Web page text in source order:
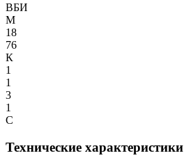
ВБИ
М
18
76
К
1
1
3
1
С
Технические характеристики